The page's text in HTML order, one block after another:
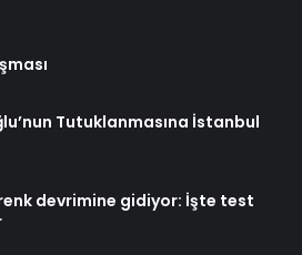
Tutuklanmasına İstanbul
renk devrimine gidiyor: İşte test